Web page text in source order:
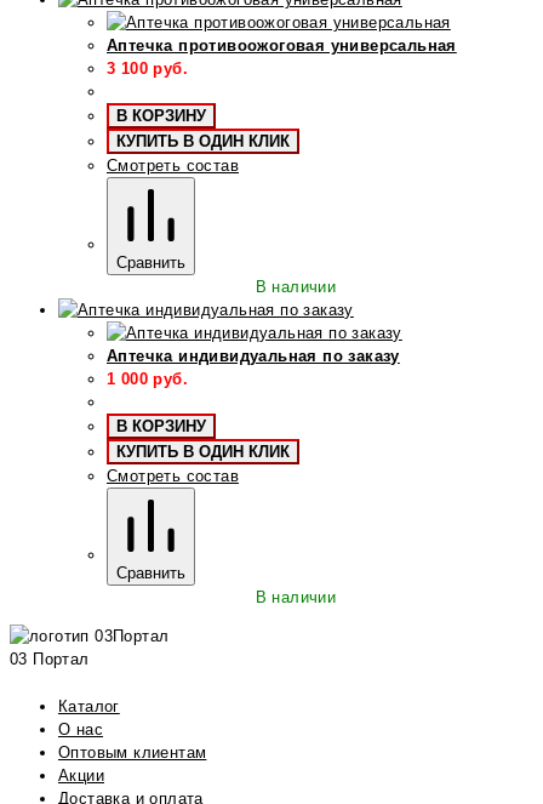
Аптечка противоожоговая универсальная
3 100 руб.
В КОРЗИНУ
КУПИТЬ В ОДИН КЛИК
Смотреть состав
Сравнить
В наличии
Аптечка индивидуальная по заказу
1 000 руб.
В КОРЗИНУ
КУПИТЬ В ОДИН КЛИК
Смотреть состав
Сравнить
В наличии
03 Портал
Каталог
О нас
Оптовым клиентам
Акции
Доставка и оплата